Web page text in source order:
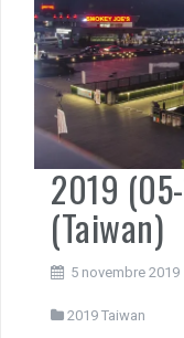
2019
(Taiwan)
5 novembre 2019
2019 Taiwan